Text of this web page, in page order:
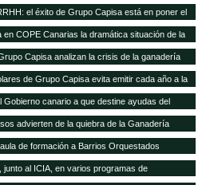
pagar la gran subida de la alimentación
el éxito de Grupo Capisa está en poner el
en COPE Canarias la dramática situación de la
Capisa analizan la crisis de la ganadería
de Grupo Capisa evita emitir cada año a la
de CO2
Gobierno canario a que destine ayudas del
a la ganadería, en peligro de desaparecer por la
advierten de la quiebra de la Ganadería
directas a las explotaciones
de formación a Barrios Orquestados
junto al ICIA, en varios programas de